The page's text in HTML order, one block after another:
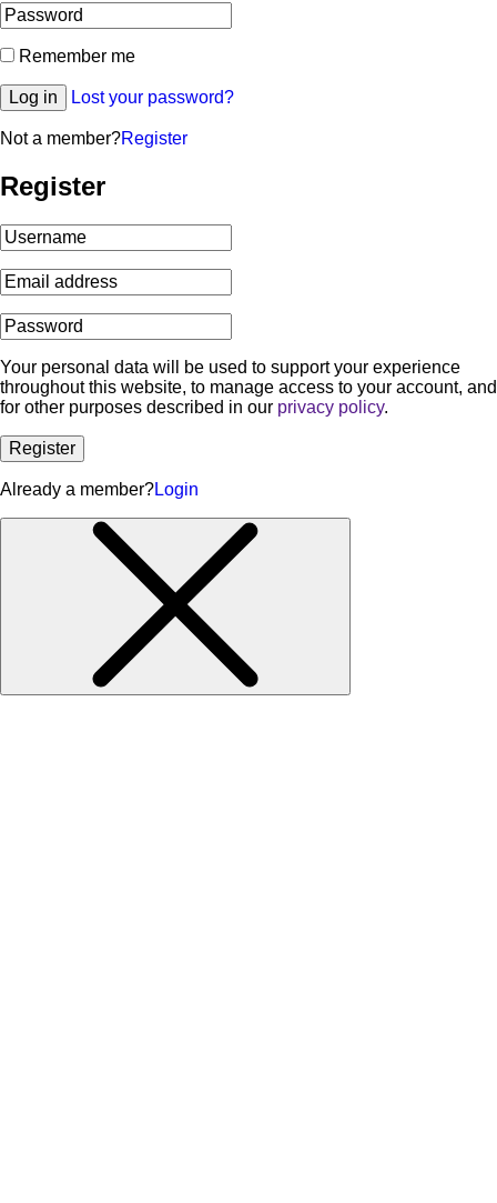
Remember me
Log in Lost your password?
Not a member?Register
Register
Your personal data will be used to support your experience
throughout this website, to manage access to your account, and
for other purposes described in our privacy policy.
Register
Already a member?Login